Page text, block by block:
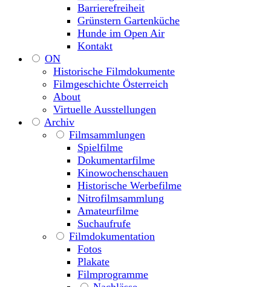
Barrierefreiheit
Grünstern Gartenküche
Hunde im Open Air
Kontakt
ON
Historische Filmdokumente
Filmgeschichte Österreich
About
Virtuelle Ausstellungen
Archiv
Filmsammlungen
Spielfilme
Dokumentarfilme
Kinowochenschauen
Historische Werbefilme
Nitrofilmsammlung
Amateurfilme
Suchaufrufe
Filmdokumentation
Fotos
Plakate
Filmprogramme